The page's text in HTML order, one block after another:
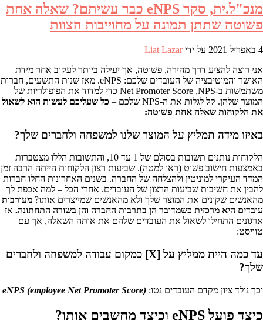
מנכ"ל.ית, סקר eNPS כבר עשיתם? שאלה אחת
פשוטה שתתן תמונה על מחוייבות הצוות
4 באפריל 2021 על ידיLiat Lazar
אני רוצה להציע דרך מהירה, פשוטה, אך יעילה ביותר לעקוב אחר מידת
האושר והמוטיבציה של העובדים שלכם: eNPS. מאז שנות התשעים, חברות
משתמשות ב-Net Promoter Score ,NPS כדי למדוד את הפופולריות של
המוצר שלהן. קל לגלות את ה-NPS שלכם –
כל שעליכם לעשות הוא לשאול
את הלקוחות שאלה אחת פשוטה: ‍
באיזו מידה תמליץ על המוצר שלנו למשפחה ולחברים שלך? ‍
הלקוחות נותנים תשובות בסולם של 1 עד 10, והתשובות הללו מצטברות
באמצעות חישוב פשוט (ראו למטה). שביעות רצון הלקוחות הייתה הרבה זמן
המדד העיקרי למוניטין ולהצלחה של החברה. בשנים האחרונות החלו חברות
להבין את חשיבות שביעות הרצון של העובדים. אחרי הכל – למה אכפת לך
מהאנשים שקונים את המוצר שלך ולא מהאנשים שמייצרים אותו? מעורבות
עובדים היא מרכזית כשמדובר הן בתרבות החברה והן בשורה התחתונה. אז
ארגונים התחילו לשאול את העובדים שלהם את אותה השאלה, אך עם
טוויסט: ‍
עד כמה היית ממליץ על [X] כמקום עבודה למשפחה ולחברים
שלך? ‍
וכך נולד ציון מקדם העובדים נטו: eNPS (employee Net Promoter Score)
כיצד פועל eNPS וכיצד מחשבים אותו? ‍